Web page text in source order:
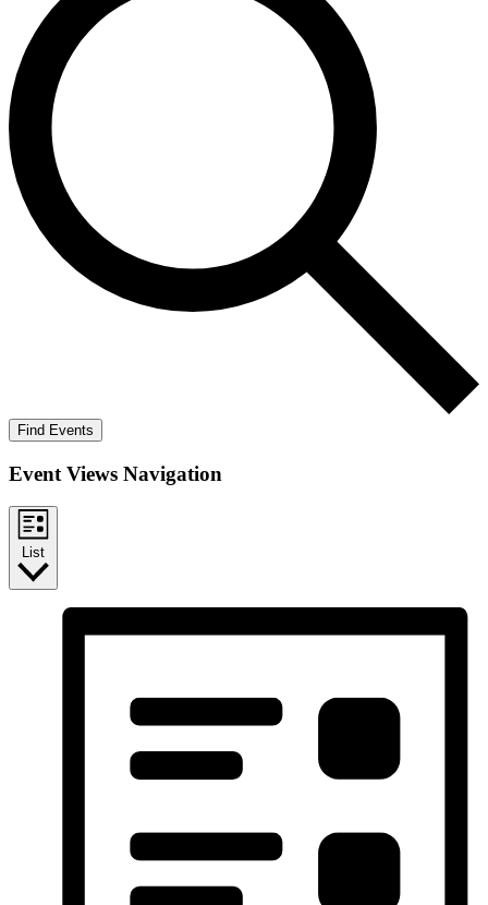
Find Events
Event Views Navigation
List